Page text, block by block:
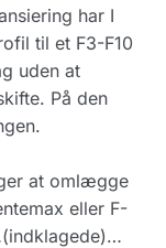
har I
til et F3-F10
uden at
På den
at omlægge
eller F-